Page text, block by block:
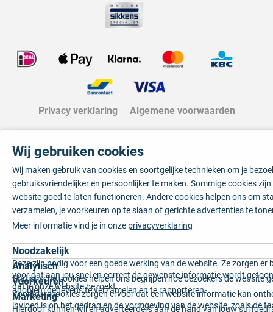
Privacy verklaring Algemene voorwaarden
Wij gebruiken cookies
Wij maken gebruik van cookies en soortgelijke technieken om je
gebruiksvriendelijker en persoonlijker te maken. Sommige cookies
website goed te laten functioneren. Andere cookies helpen ons om
verzamelen, je voorkeuren op te slaan of gerichte advertenties te
Meer informatie vind je in onze privacyverklaring
Noodzakelijk
Deze zijn nodig voor een goede werking van de website. Ze zorgen er
voor dat aan jou snel en correct de gewenste informatie wordt
dat je onze website bezoekt.
Analytisch
Statistische cookies helpen ons begrijpen hoe bezoekers de website
anoniem gegevens te verzamelen en te rapporteren.
Voorkeuren
Voorkeurscookies zorgen ervoor dat een website informatie kan
invloed is op het gedrag en de vormgeving van de website, zoals de
Marketing
Hierdoor kunnen wij en adverteerders aan de hand van jouw